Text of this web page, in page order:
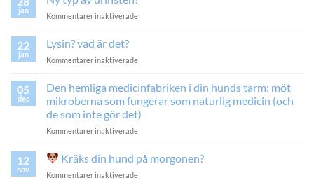
matsmältning
jan
Kommentarer inaktiveradeför
urinsten?
22
jan
Lysin? vad är det?
Kommentarer inaktiveradeför
vad
är
det?
05
dec
Den hemliga medicinfabriken i din hunds tarm: möt
mikroberna som fungerar som naturlig medicin (och
de som inte gör det)
Kommentarer inaktiveradeför
hemliga
medicinfabriken
i
12
nov
Kräks din hund på morgonen?
Kommentarer inaktiveradeför